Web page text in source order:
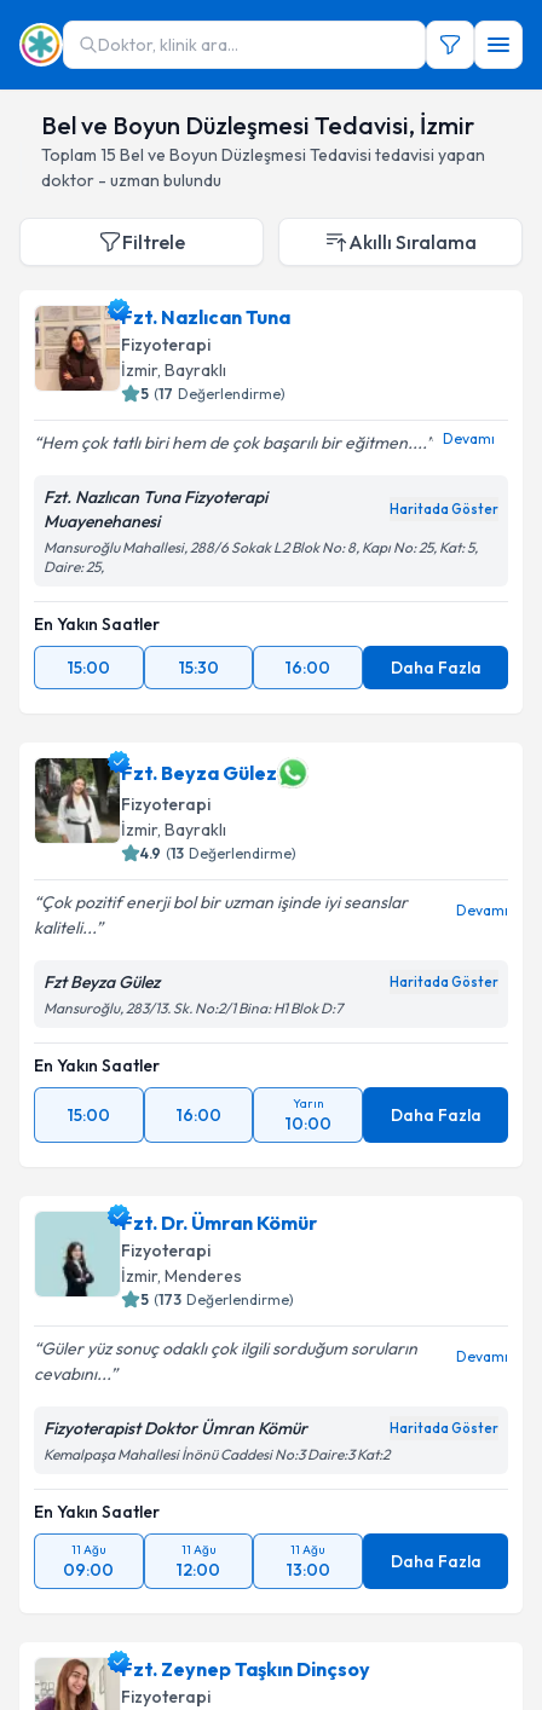
Doktor, klinik ara...
Bel ve Boyun Düzleşmesi Tedavisi, İzmir
Toplam 15 Bel ve Boyun Düzleşmesi Tedavisi tedavisi yapan
doktor - uzman bulundu
Filtrele Akıllı Sıralama
Fzt. Nazlıcan Tuna
Fizyoterapi
İzmir, Bayraklı
5 (17 Değerlendirme)
Hem çok tatlı biri hem de çok başarılı bir eğitmen.... Devamı
Fzt. Nazlıcan Tuna Fizyoterapi
Muayenehanesi
Haritada Göster
Mansuroğlu Mahallesi, 288/6 Sokak L2 Blok No: 8, Kapı No: 25, Kat: 5,
Daire: 25,
En Yakın Saatler
15:00
15:30 16:00 Daha Fazla
Fzt. Beyza Gülez
Fizyoterapi
İzmir, Bayraklı
4.9 (13 Değerlendirme)
Çok pozitif enerji bol bir uzman işinde iyi seanslar
kaliteli...
Devamı
Fzt Beyza Gülez Haritada Göster
Mansuroğlu, 283/13. Sk. No:2/1 Bina: H1 Blok D:7
En Yakın Saatler
15:00 16:00
Yarın
10:00 Daha Fazla
Fzt. Dr. Ümran Kömür
Fizyoterapi
İzmir, Menderes
5 (173 Değerlendirme)
Güler yüz sonuç odaklı çok ilgili sorduğum soruların
cevabını...
Devamı
Fizyoterapist Doktor Ümran Kömür Haritada Göster
Kemalpaşa Mahallesi İnönü Caddesi No:3 Daire:3 Kat:2
En Yakın Saatler
11 Ağu
09:00
11 Ağu
12:00
11 Ağu
13:00 Daha Fazla
Fzt. Zeynep Taşkın Dinçsoy
Fizyoterapi